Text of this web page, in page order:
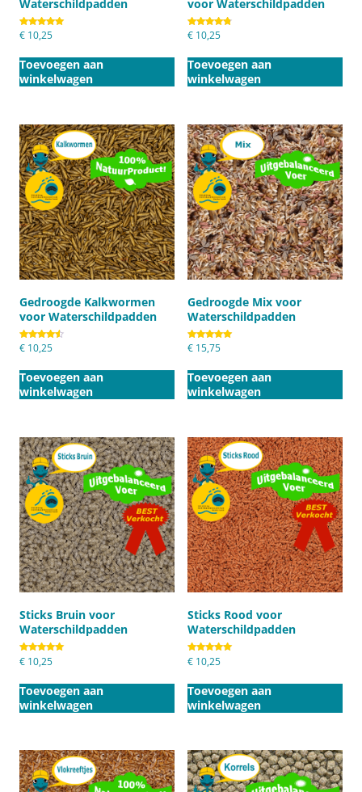
Waterschildpadden
Gewaardeerd
5.00
€ 10,25
Toevoegen aan
winkelwagen
voor Waterschildpadden
Gewaardeerd
4.75
€ 10,25
Toevoegen aan
winkelwagen
Gedroogde Kalkwormen
voor Waterschildpadden
Gewaardeerd
4.50
€ 10,25
Toevoegen aan
winkelwagen
Gedroogde Mix voor
Waterschildpadden
Gewaardeerd
5.00
€ 15,75
Toevoegen aan
winkelwagen
Sticks Bruin voor
Waterschildpadden
Gewaardeerd
5.00
€ 10,25
Toevoegen aan
winkelwagen
Sticks Rood voor
Waterschildpadden
Gewaardeerd
5.00
€ 10,25
Toevoegen aan
winkelwagen